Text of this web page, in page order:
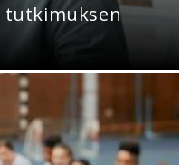
tutkimuksen